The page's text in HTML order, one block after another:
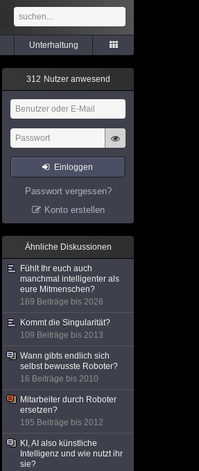
Unterhaltung
312 Nutzer anwesend
Einloggen
Passwort vergessen?
Konto erstellen
Ähnliche Diskussionen
Fühlt Ihr euch auch
manchmal intelligenter als
eure Mitmenschen?
169 Beiträge bis 2026
Kommt die Singularität?
109 Beiträge bis 2013
Wann gibts endlich sich
selbst bewusste Roboter?
16 Beiträge bis 2010
Mitarbeiter durch Roboter
ersetzen?
195 Beiträge bis 2012
KI, AI also künstliche
Intelligenz und wie nutzt ihr
sie?